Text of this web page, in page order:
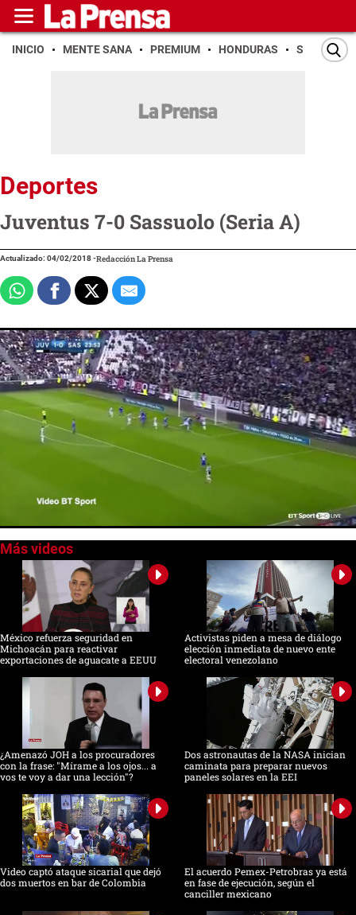
INICIO MENTE SANA PREMIUM HONDURAS SAN PEDRO
Deportes
Juventus 7-0 Sassuolo (Seria A)
Actualizado: 04/02/2018-Redacción La Prensa
of
minute,
seconds
México refuerza seguridad en
Michoacán para reactivar
exportaciones de aguacate a EEUU
Activistas piden a mesa de diálogo
elección inmediata de nuevo ente
electoral venezolano
¿Amenazó JOH a los procuradores
con la frase: "Mírame a los ojos... a
vos te voy a dar una lección"?
Dos astronautas de la NASA inician
caminata para preparar nuevos
paneles solares en la EEI
Video captó ataque sicarial que dejó
dos muertos en bar de Colombia
El acuerdo Pemex-Petrobras ya está
en fase de ejecución, según el
canciller mexicano